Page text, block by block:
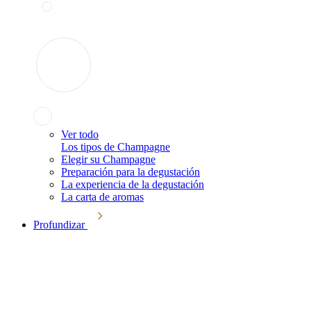
Ver todo
Los tipos de Champagne
Elegir su Champagne
Preparación para la degustación
La experiencia de la degustación
La carta de aromas
Profundizar